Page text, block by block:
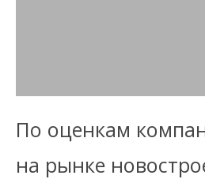
По оценкам
на рынке